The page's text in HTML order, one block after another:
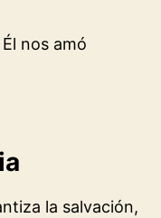
nos amó
la salvación,